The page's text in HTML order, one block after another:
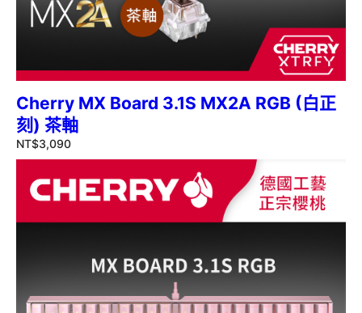
Cherry MX Board 3.1S MX2A RGB (白正
刻) 茶軸
NT$3,090